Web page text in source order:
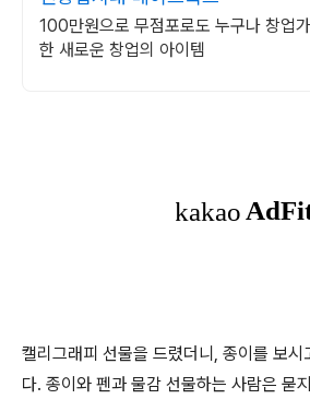
100만원으로 무점포로도 누구나 창업
한 새로운 창업의 아이템
캘리그래피 선물을 드렸더니, 종이를 보시
다. 종이와 펜과 물감 선물하는 사람은 묻